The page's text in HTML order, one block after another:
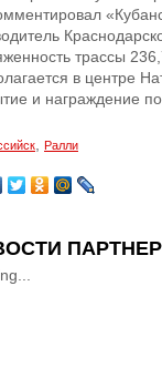
трассы
в центре
и награждение
Ралли